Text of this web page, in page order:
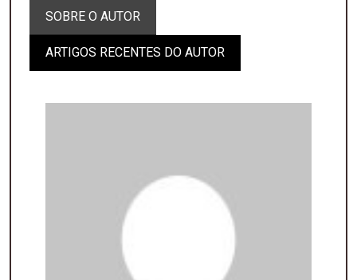
SOBRE O AUTOR
ARTIGOS RECENTES DO AUTOR